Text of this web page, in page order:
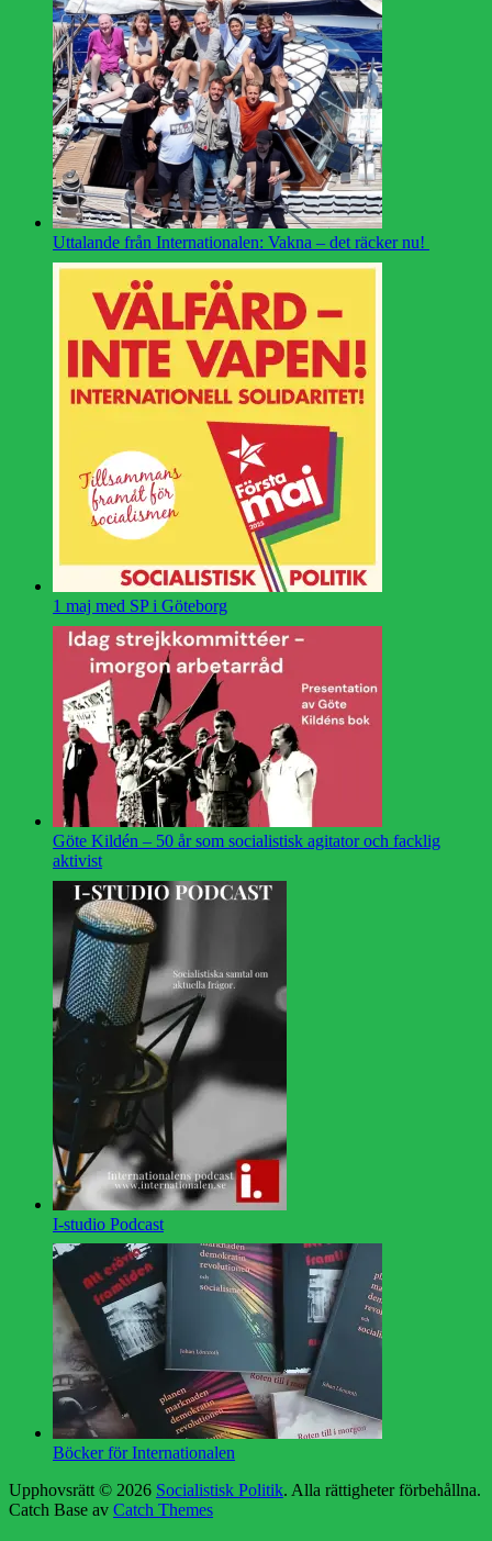
Uttalande från Internationalen: Vakna – det räcker nu!
1 maj med SP i Göteborg
Göte Kildén – 50 år som socialistisk agitator och facklig
aktivist
I-studio Podcast
Böcker för Internationalen
Upphovsrätt © 2026 Socialistisk Politik. Alla rättigheter förbehållna.
Catch Base av Catch Themes